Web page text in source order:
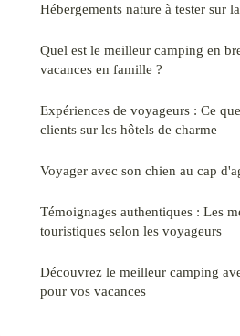
Hébergements nature à tester sur
Quel est le meilleur camping en
vacances en famille ?
Expériences de voyageurs : Ce
clients sur les hôtels de charme
Voyager avec son chien au cap
Témoignages authentiques : Les
touristiques selon les voyageurs
Découvrez le meilleur camping
pour vos vacances